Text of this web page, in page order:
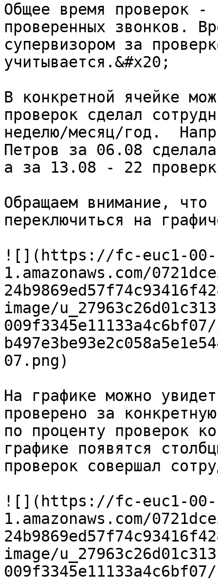
Общее время проверок -
проверенных звонков.
супервизором за
учитывается.&#x20;
В конкретной ячейке
проверок сделал
неделю/месяц/год.
Петров за 06.08
а за 13.08 - 22
Обращаем внимание, что
переключиться на
![](https://fc-euc1-00-
1.amazonaws.com/
image/
07.png)
На графике можно
проверено за
по проценту проверок
графике появятся
проверок совершал
![](https://fc-euc1-00-
1.amazonaws.com/
image/